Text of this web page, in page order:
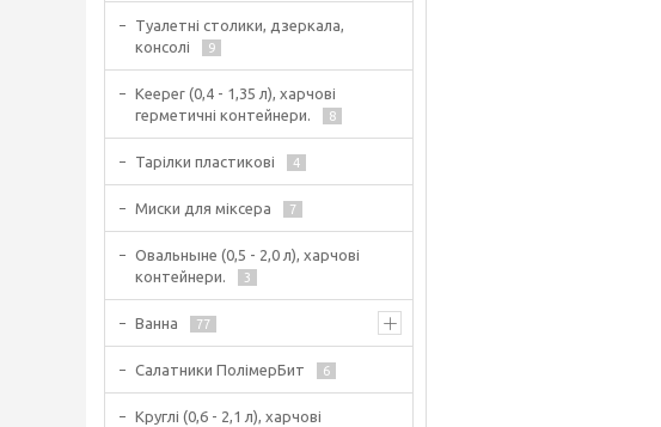
Туалетні столики, дзеркала,
консолі
9
Keeper (0,4 - 1,35 л), харчові
герметичні контейнери.
8
Тарілки пластикові 4
Миски для міксера 7
Овальныне (0,5 - 2,0 л), харчові
контейнери.
3
Ванна 77
Салатники ПолімерБит 6
Круглі (0,6 - 2,1 л), харчові